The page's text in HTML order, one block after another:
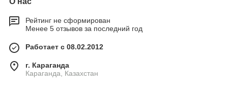
Рейтинг не сформирован
Менее 5 отзывов за последний год
Работает с 08.02.2012
г. Караганда
Караганда, Казахстан